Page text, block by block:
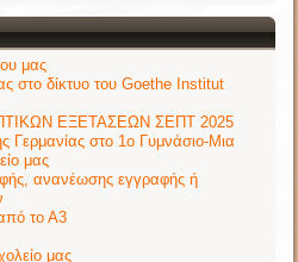
μας
στο δίκτυο του Goethe Institut
ΕΞΕΤΑΣΕΩΝ ΣΕΠΤ 2025
Γερμανίας στο 1ο Γυμνάσιο-Μια
μας
ανανέωσης εγγραφής ή
το Α3
μας